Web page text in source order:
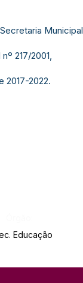
Municipal
217/2001,
2017-2022.
Educação